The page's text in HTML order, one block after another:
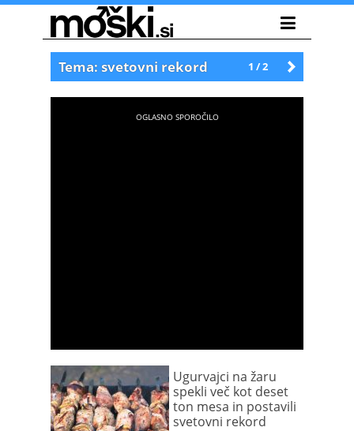
Starejše
1 / 2
Tema: svetovni rekord
Ugurvajci na žaru
spekli več kot deset
ton mesa in postavili
svetovni rekord